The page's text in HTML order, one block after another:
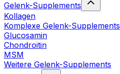
Gelenk-Supplements
Kollagen
Komplexe Gelenk-Supplements
Glucosamin
Chondroitin
MSM
Weitere Gelenk-Supplements